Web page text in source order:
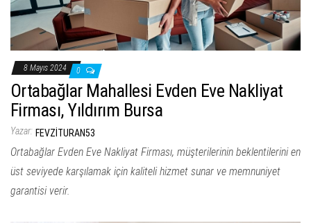
8 Mayıs 2024 0
Ortabağlar Mahallesi Evden Eve Nakliyat
Firması, Yıldırım Bursa
Yazar: FEVZITURAN53
Ortabağlar Evden Eve Nakliyat Firması, müşterilerinin beklentilerini en
üst seviyede karşılamak için kaliteli hizmet sunar ve memnuniyet
garantisi verir.